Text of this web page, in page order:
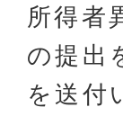
所得者
の提出
を送付